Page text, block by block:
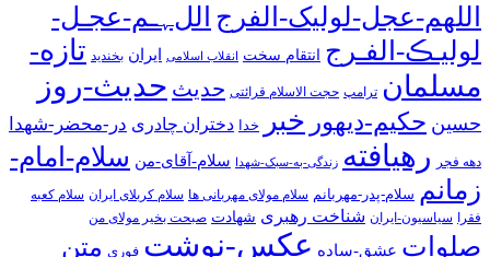
اللهم-عجل-لولیک-الفرج اللﮩـم-عجـل-
لولیـڪ-الفـرج انتقام سخت انقلاب اسلامی ایران بخندید تازه-
مسلمان ترامپ حجت الاسلام قرائتی حدیث حدیث-روز
حسین حکیم-دیهور خبر خدا دختران چادری در-محضر-شهدا
دهه فجر رهیافته زندگی-به-سبک-شهدا سلام-آقای-من سلام-امام-
زمانم سلام-پدر-مهربانم سلام مولای مهربانی ها سلام کربلای ایران سلام کعبه
فقرا
سیاسیون-ایران شناخت رهبری شهادت صبحت بخیر مولای من
صلوات عشق-ساده عکس-نوشت فوری متن